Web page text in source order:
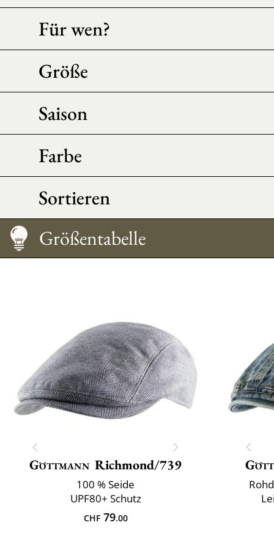
Für wen?
Größe
Saison
Farbe
Sortieren
Größentabelle
Göttmann Richmond/739
100 % Seide
UPF80+ Schutz
CHF79.00